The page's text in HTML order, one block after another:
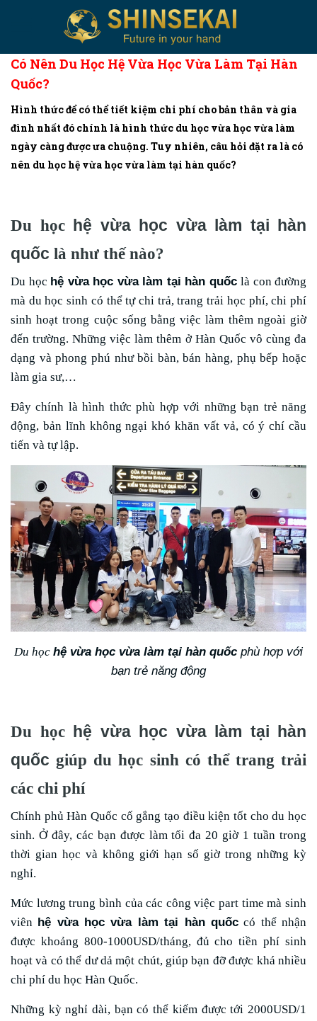
Có Nên Du Học Hệ Vừa Học Vừa Làm Tại Hàn
Quốc?
Hình thức để có thể tiết kiệm chi phí cho bản thân và gia
đình nhất đó chính là hình thức du học vừa học vừa làm
ngày càng được ưa chuộng. Tuy nhiên, câu hỏi đặt ra là có
nên du học hệ vừa học vừa làm tại hàn quốc?
Du học hệ vừa học vừa làm tại hàn
quốc là như thế nào?
Du học hệ vừa học vừa làm tại hàn quốc là con đường
mà du học sinh có thể tự chi trả, trang trải học phí, chi phí
sinh hoạt trong cuộc sống bằng việc làm thêm ngoài giờ
đến trường. Những việc làm thêm ở Hàn Quốc vô cùng đa
dạng và phong phú như bồi bàn, bán hàng, phụ bếp hoặc
làm gia sư,…
Đây chính là hình thức phù hợp với những bạn trẻ năng
động, bản lĩnh không ngại khó khăn vất vả, có ý chí cầu
tiến và tự lập.
Du học hệ vừa học vừa làm tại hàn quốc phù hợp với
bạn trẻ năng động
Du học hệ vừa học vừa làm tại hàn
quốc giúp du học sinh có thể trang trải
các chi phí
Chính phủ Hàn Quốc cố gắng tạo điều kiện tốt cho du học
sinh. Ở đây, các bạn được làm tối đa 20 giờ 1 tuần trong
thời gian học và không giới hạn số giờ trong những kỳ
nghỉ.
Mức lương trung bình của các công việc part time mà sinh
viên hệ vừa học vừa làm tại hàn quốccó thể nhận
được khoảng 800-1000USD/tháng, đủ cho tiền phí sinh
hoạt và có thể dư dả một chút, giúp bạn đỡ được khá nhiều
chi phí du học Hàn Quốc.
Những kỳ nghỉ dài, bạn có thể kiếm được tới 2000USD/1